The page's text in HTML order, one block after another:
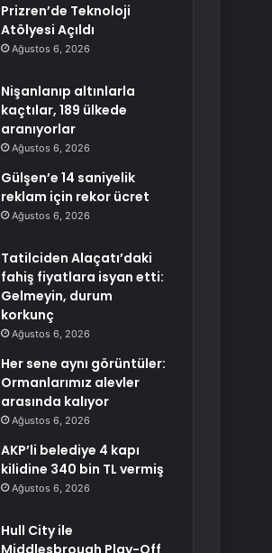
Prizren’de Teknoloji
Atölyesi Açıldı
Ağustos 6, 2026
Nişanlanıp altınlarla
kaçtılar, 189 ülkede
aranıyorlar
Ağustos 6, 2026
Gülşen’e 14 saniyelik
reklam için rekor ücret
Ağustos 6, 2026
Tatilciden Alaçatı’daki
fahiş fiyatlara isyan etti:
Gelmeyin, durum
korkunç
Ağustos 6, 2026
Her sene aynı görüntüler:
Ormanlarımız alevler
arasında kalıyor
Ağustos 6, 2026
AKP’li belediye 4 kapı
kilidine 340 bin TL vermiş
Ağustos 6, 2026
Hull City ile
Middlesbrough Play-Off